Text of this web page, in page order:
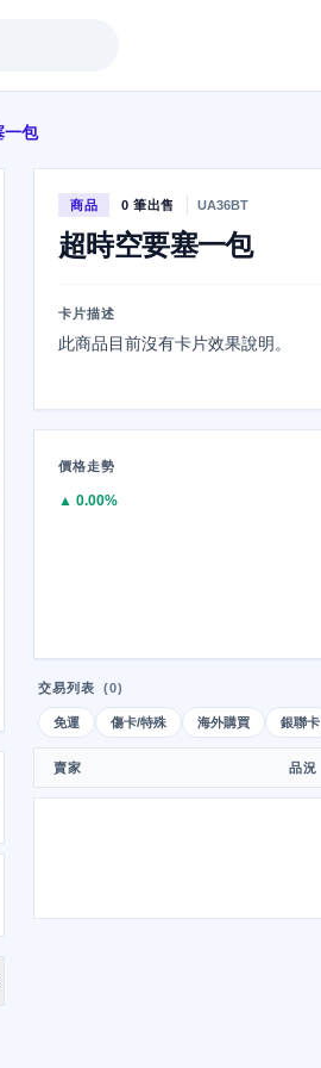
一包
商品 0 筆出售 UA36BT
超時空要塞一包
卡片描述
此商品目前沒有卡片效果說明。
價格走勢
▲ 0.00%
交易列表 (0)
免運 傷卡/特殊 海外購買 銀聯卡
賣家 品況